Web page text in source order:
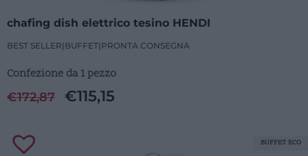
chafing dish elettrico tesino HENDI
BEST SELLER| BUFFET| PRONTA CONSEGNA
Confezione da 1 pezzo
€172,87 €115,15
BUFFET ECO